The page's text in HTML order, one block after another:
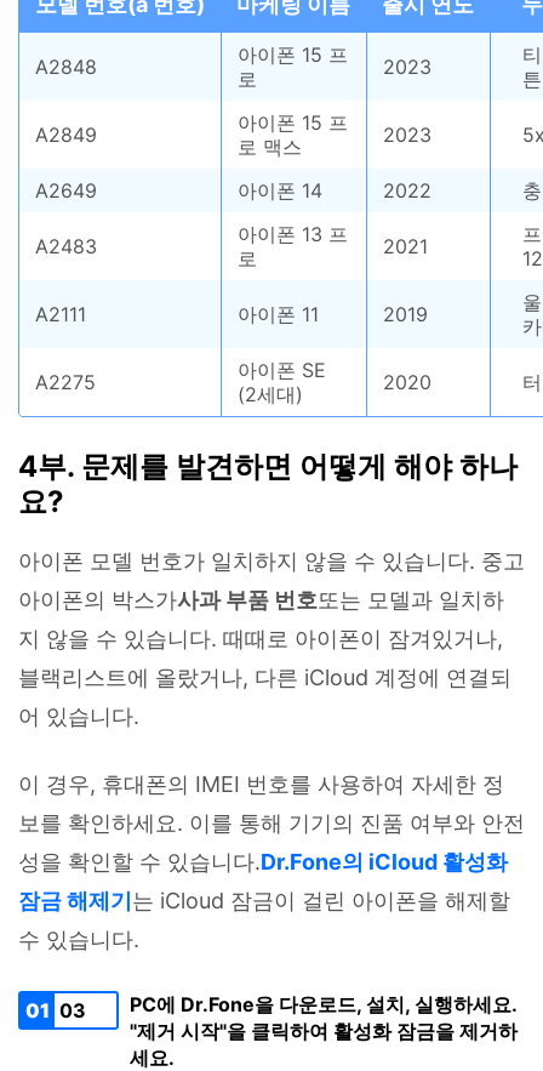
A2848
아이폰 15 프
로
2023
튼
A2849
아이폰 15 프
로 맥스
2023
A2649 아이폰 14 2022
A2483
아이폰 13 프
로
2021
A2111 아이폰 11 2019
A2275
아이폰 SE
(2세대)
2020
4부. 문제를 발견하면 어떻게 해야 하나
요?
아이폰 모델 번호가 일치하지 않을 수 있습니다. 중고
아이폰의 박스가사과 부품 번호또는 모델과 일치하
지 않을 수 있습니다. 때때로 아이폰이 잠겨있거나,
블랙리스트에 올랐거나, 다른 iCloud 계정에 연결되
어 있습니다.
이 경우, 휴대폰의 IMEI 번호를 사용하여 자세한 정
보를 확인하세요. 이를 통해 기기의 진품 여부와 안전
성을 확인할 수 있습니다.Dr.Fone의 iCloud 활성화
잠금 해제기 는 iCloud 잠금이 걸린 아이폰을 해제할
수 있습니다.
01 03
PC에 Dr.Fone을 다운로드, 설치, 실행하세요.
"제거 시작"을 클릭하여 활성화 잠금을 제거하
세요.